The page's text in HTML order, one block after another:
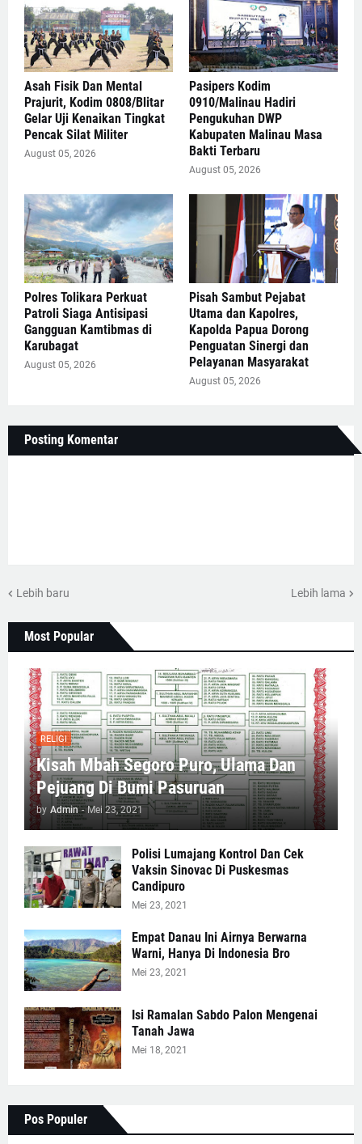
Asah Fisik Dan Mental
Prajurit, Kodim 0808/Blitar
Gelar Uji Kenaikan Tingkat
Pencak Silat Militer
August 05, 2026
Pasipers Kodim
0910/Malinau Hadiri
Pengukuhan DWP
Kabupaten Malinau Masa
Bakti Terbaru
August 05, 2026
Polres Tolikara Perkuat
Patroli Siaga Antisipasi
Gangguan Kamtibmas di
Karubagat
August 05, 2026
Pisah Sambut Pejabat
Utama dan Kapolres,
Kapolda Papua Dorong
Penguatan Sinergi dan
Pelayanan Masyarakat
August 05, 2026
Posting Komentar
Lebih baru Lebih lama
Most Popular
RELIGI
Kisah Mbah Segoro Puro, Ulama Dan
Pejuang Di Bumi Pasuruan
by Admin - Mei 23, 2021
Polisi Lumajang Kontrol Dan Cek
Vaksin Sinovac Di Puskesmas
Candipuro
Mei 23, 2021
Empat Danau Ini Airnya Berwarna
Warni, Hanya Di Indonesia Bro
Mei 23, 2021
Isi Ramalan Sabdo Palon Mengenai
Tanah Jawa
Mei 18, 2021
Pos Populer